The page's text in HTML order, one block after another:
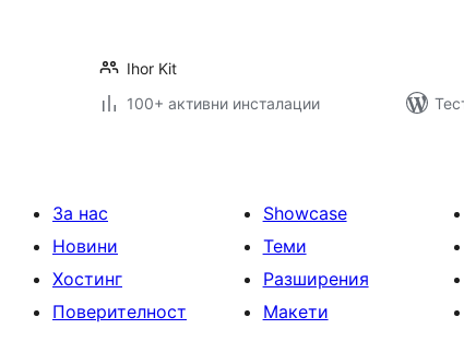
Ihor Kit
100+ активни инсталации
За нас
Новини
Хостинг
Поверителност
Showcase
Теми
Разширения
Макети